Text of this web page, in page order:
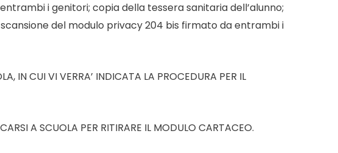
i genitori; copia della tessera sanitaria dell’alunno;
del modulo privacy 204 bis firmato da entrambi i
IN CUI VI VERRA’ INDICATA LA PROCEDURA PER IL
A SCUOLA PER RITIRARE IL MODULO CARTACEO.